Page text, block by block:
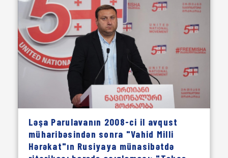
Ləşa Parulavanın 2008-ci il avqust
müharibəsindən sonra "Vahid Milli
Hərəkat"ın Rusiyaya münasibətdə